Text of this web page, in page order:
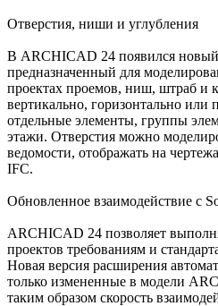
Отверстия, ниши и углубления
В ARCHICAD 24 появился новый
предназначенный для
проектах проемов, ниш, штраб и
вертикально, горизонтально или
отдельные элементы, группы
этажи. Отверстия можно
ведомости, отображать на
IFC.
Обновленное взаимодействие с
ARCHICAD 24 позволяет
проектов требованиям и
Новая версия расширения
только измененные в модели
таким образом скорость